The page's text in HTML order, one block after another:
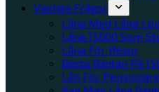
Vanliga Frågor
Låna Med Lång
Låna 15000 Som
Låna För Resor
Bästa Räntan På
Lån För